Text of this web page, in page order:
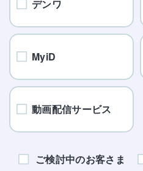
デンワ
MyiD
動画配信サービス
ご検討中のお客さま